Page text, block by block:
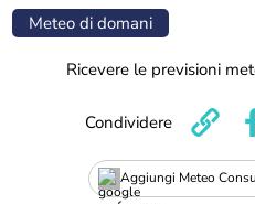
Meteo di domani
Ricevere le previsioni
Aggiungi Meteo
Condividere